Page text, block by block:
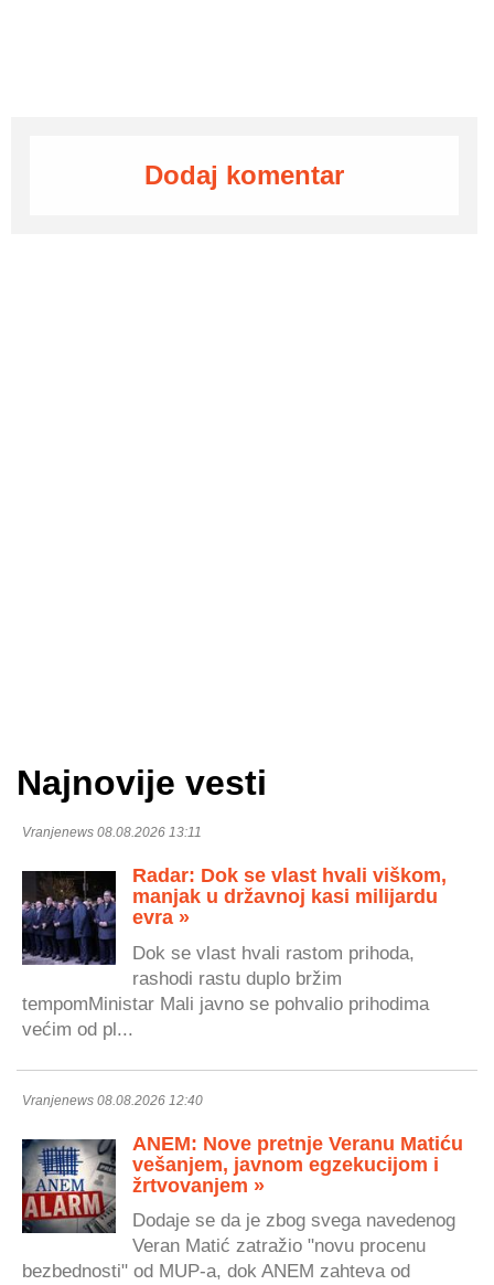
Dodaj komentar
Najnovije vesti
Vranjenews 08.08.2026 13:11
Radar: Dok se vlast hvali viškom,
manjak u državnoj kasi milijardu
evra »
Dok se vlast hvali rastom prihoda,
rashodi rastu duplo bržim
tempomMinistar Mali javno se pohvalio prihodima
većim od pl...
Vranjenews 08.08.2026 12:40
ANEM: Nove pretnje Veranu Matiću
vešanjem, javnom egzekucijom i
žrtvovanjem »
Dodaje se da je zbog svega navedenog
Veran Matić zatražio "novu procenu
bezbednosti" od MUP-a, dok ANEM zahteva od